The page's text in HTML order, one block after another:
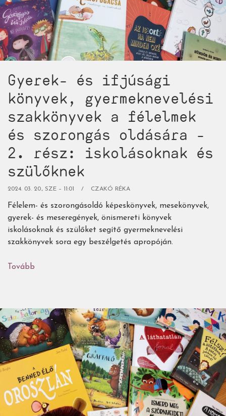
kis
adag
mesélős
elmélet)
Gyerek- és ifjúsági
könyvek, gyermeknevelési
szakkönyvek a félelmek
és szorongás oldására -
2. rész: iskolásoknak és
szülőknek
2024. 03. 20., SZE – 11:01 CZAKÓ RÉKA
Félelem- és szorongásoldó képeskönyvek, mesekönyvek,
gyerek- és meseregények, önismereti könyvek
iskolásoknak és szülőket segítő gyermeknevelési
szakkönyvek sora egy beszélgetés apropóján.
Tovább
gyermeknevelési
szakkönyvek
a
félelmek
szorongás
oldására
-
2.